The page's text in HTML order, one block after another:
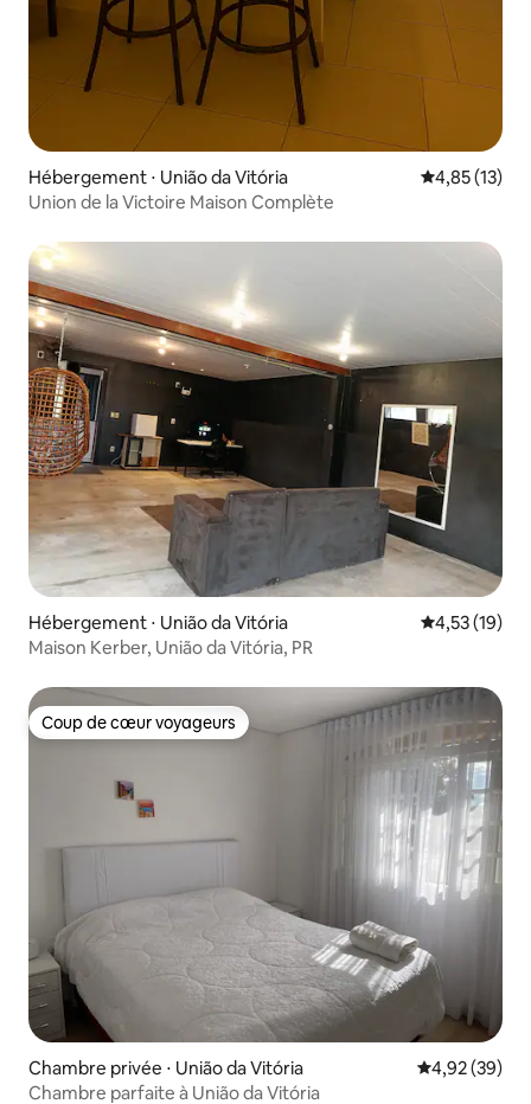
Hébergement ⋅ União da Vitória Évaluation
4,85 (13)
Union de la Victoire Maison Complète
Hébergement ⋅ União da Vitória Évaluation
4,53 (19)
Maison Kerber, União da Vitória, PR
Coup de cœur voyageurs
Coup de cœur voyageurs
Chambre privée ⋅ União da Vitória Évaluation
4,92 (39)
Chambre parfaite à União da Vitória